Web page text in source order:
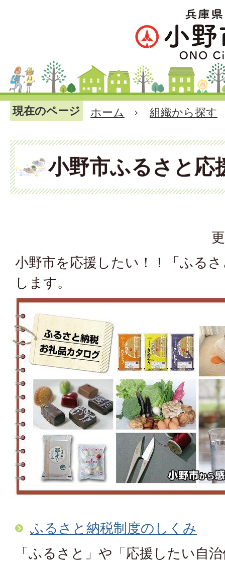
現在のページ ホーム 組織から探す
小野市ふるさと応
小野市を応援したい！！「ふる
します。
ふるさと納税制度のしくみ
「ふるさと」や「応援したい自